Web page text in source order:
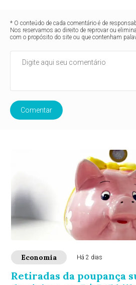
* O conteúdo de cada comentário é de
Nos reservamos ao direito de reprovar ou
com o propósito do site ou que contenham
Comentar
Economia Há 2 dias
Retiradas da poupança